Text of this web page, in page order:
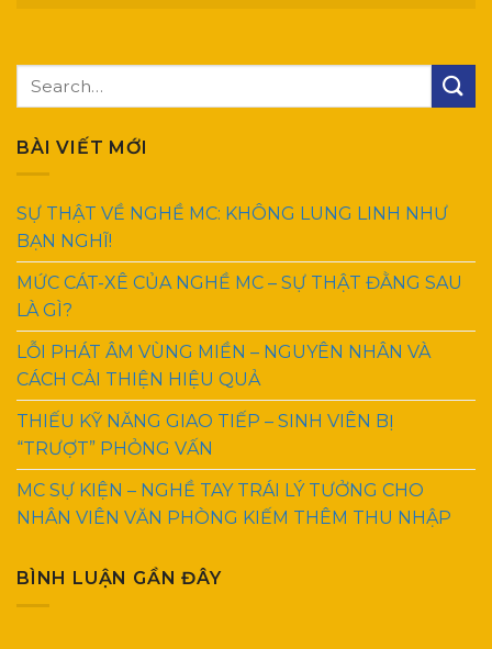
BÀI VIẾT MỚI
SỰ THẬT VỀ NGHỀ MC: KHÔNG LUNG LINH NHƯ
BẠN NGHĨ!
MỨC CÁT-XÊ CỦA NGHỀ MC – SỰ THẬT ĐẰNG SAU
LÀ GÌ?
LỖI PHÁT ÂM VÙNG MIỀN – NGUYÊN NHÂN VÀ
CÁCH CẢI THIỆN HIỆU QUẢ
THIẾU KỸ NĂNG GIAO TIẾP – SINH VIÊN BỊ
“TRƯỢT” PHỎNG VẤN
MC SỰ KIỆN – NGHỀ TAY TRÁI LÝ TƯỞNG CHO
NHÂN VIÊN VĂN PHÒNG KIẾM THÊM THU NHẬP
BÌNH LUẬN GẦN ĐÂY